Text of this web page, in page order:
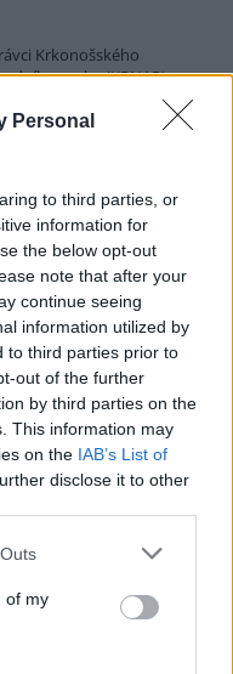
Personal
to third parties, or
information for
the below opt-out
note that after your
continue seeing
information utilized by
to third parties prior to
out of the further
by third parties on the
This information may
on the IAB’s List of
disclose it to other
of my
Krkonošského
parku (KRNAP)
návštěvníky Krkonoš,
ihned hlásili jakýkoli
mluvčí Správy KRNAP
další vlna veder, od
Celsia. Teplo bude i na
bude mít nový
Elsa, kterou na začátku
ministerstvo životního
(MŽP) zabavilo z
chovu zápasníka
kočkovité šelmy
Felida,
se stará i o tygra
nevyhovujících